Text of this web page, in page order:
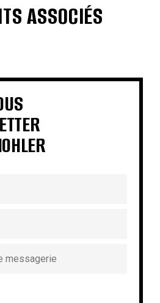
ASSOCIÉS
€ €
€
€
€